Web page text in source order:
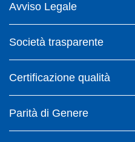
Avviso Legale
Società trasparente
Certificazione qualità
Parità di Genere